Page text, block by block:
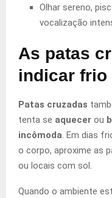
Olhar sereno,
vocalização
As patas
indicar frio
Patas cruzadas
tenta se aquecer ou
incômoda. Em dias
o corpo, aproxime as
ou locais com sol.
Quando o ambiente